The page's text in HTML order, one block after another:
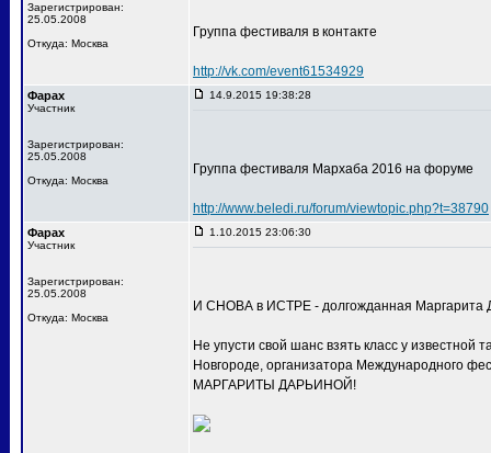
Зарегистрирован:
25.05.2008
Откуда: Москва
Группа фестиваля в контакте
http://vk.com/event61534929
Фарах
Участник
Зарегистрирован:
25.05.2008
Откуда: Москва
14.9.2015 19:38:28
Группа фестиваля Мархаба 2016 на форуме
http://www.beledi.ru/forum/viewtopic.php?t=38790
Фарах
Участник
Зарегистрирован:
25.05.2008
Откуда: Москва
1.10.2015 23:06:30
И СНОВА в ИСТРЕ - долгожданная Маргарита
Не упусти свой шанс взять класс у
Новгороде, организатора Международного
МАРГАРИТЫ ДАРЬИНОЙ!